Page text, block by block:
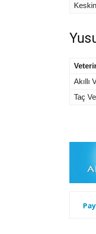
Akıllı
Taç